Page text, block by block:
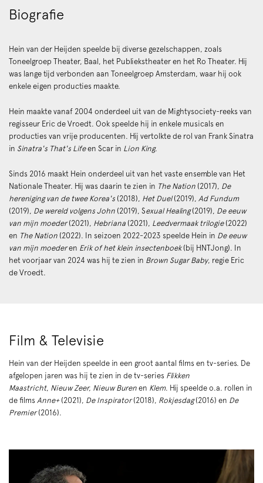
Biografie
Hein van der Heijden speelde bij diverse gezelschappen, zoals
Toneelgroep Theater, Baal, het Publiekstheater en het Ro Theater. Hij
was lange tijd verbonden aan Toneelgroep Amsterdam, waar hij ook
enkele eigen producties maakte.
Hein maakte vanaf 2004 onderdeel uit van de Mightysociety-reeks van
regisseur Eric de Vroedt. Ook speelde hij in enkele musicals en
producties van vrije producenten. Hij vertolkte de rol van Frank Sinatra
in Sinatra's That's Lifeen Scar in Lion King.
Sinds 2016 maakt Hein onderdeel uit van het vaste ensemble van Het
Nationale Theater. Hij was daarin te zien in The Nation (2017), De
hereniging van de twee Korea's (2018), Het Duel(2019), Ad Fundum
(2019), De wereld volgens John (2019), Sexual Healing(2019), De eeuw
van mijn moeder(2021), Hebriana (2021), Leedvermaak trilogie (2022)
en The Nation (2022). In seizoen 2022-2023 speelde Hein in De eeuw
van mijn moederen Erik of het klein insectenboek(bij HNTJong). In
het voorjaar van 2024 was hij te zien in Brown Sugar Baby, regie Eric
de Vroedt.
Film & Televisie
Hein van der Heijden speelde in een groot aantal films en tv-series. De
afgelopen jaren was hij te zien in de tv-series Flikken
Maastricht, Nieuw Zeer, Nieuw Buren en Klem. Hij speelde o.a. rollen in
de films Anne+(2021), De Inspirator(2018), Rokjesdag(2016) en De
Premier(2016).
Inzoomen